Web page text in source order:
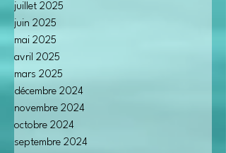
juillet 2025
juin 2025
mai 2025
avril 2025
mars 2025
décembre 2024
novembre 2024
octobre 2024
septembre 2024